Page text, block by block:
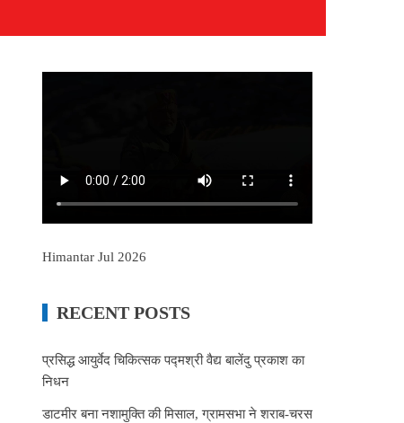
Himantar Jul 2026
RECENT POSTS
प्रसिद्ध आयुर्वेद चिकित्सक पद्मश्री वैद्य बालेंदु प्रकाश का
निधन
डाटमीर बना नशामुक्ति की मिसाल, ग्रामसभा ने शराब-चरस